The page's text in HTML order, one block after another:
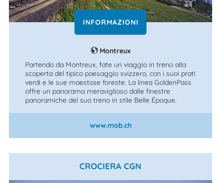
INFORMAZIONI
Montreux
Partendo da Montreux, fate un viaggio in treno alla
scoperta del tipico paesaggio svizzero, con i suoi prati
verdi e le sue maestose foreste. La linea GoldenPass
offre un panorama meraviglioso dalle finestre
panoramiche del suo treno in stile Belle Époque.
www.mob.ch
CROCIERA CGN